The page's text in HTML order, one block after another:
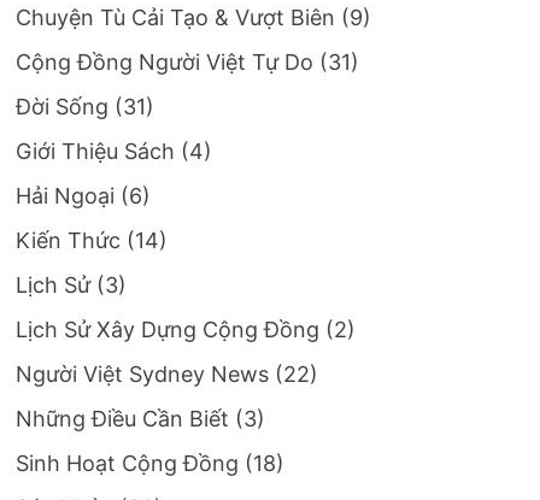
Chuyện Tù Cải Tạo & Vượt Biên (9)
Cộng Đồng Người Việt Tự Do (31)
Đời Sống (31)
Giới Thiệu Sách (4)
Hải Ngoại (6)
Kiến Thức (14)
Lịch Sử(3)
Lịch Sử Xây Dựng Cộng Đồng (2)
Người Việt Sydney News (22)
Những Điều Cần Biết (3)
Sinh Hoạt Cộng Đồng (18)